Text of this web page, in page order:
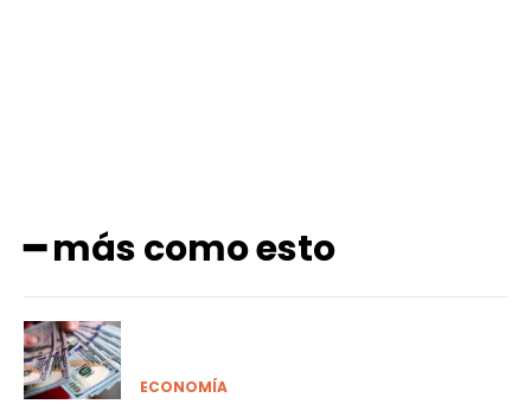
━ más como esto
ECONOMÍA